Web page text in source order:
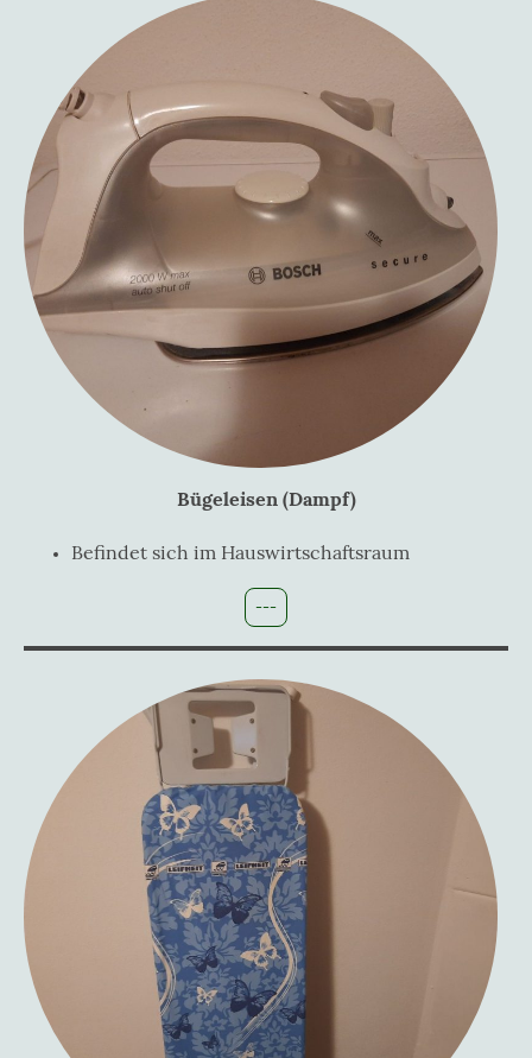
Bügeleisen (Dampf)
Befindet sich im Hauswirtschaftsraum
---